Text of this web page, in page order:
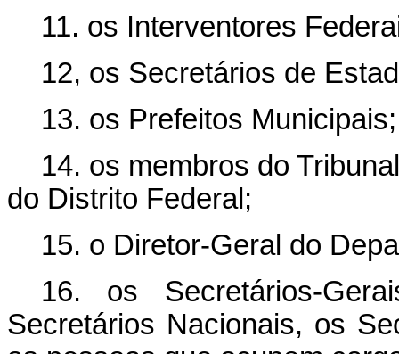
11. os Interventores
12, os Secretários de
13. os Prefeitos Municipais;
14. os membros do
do Distrito Federal;
15. o Diretor-Geral do
16. os Secretários-
Secretários Nacionais, os